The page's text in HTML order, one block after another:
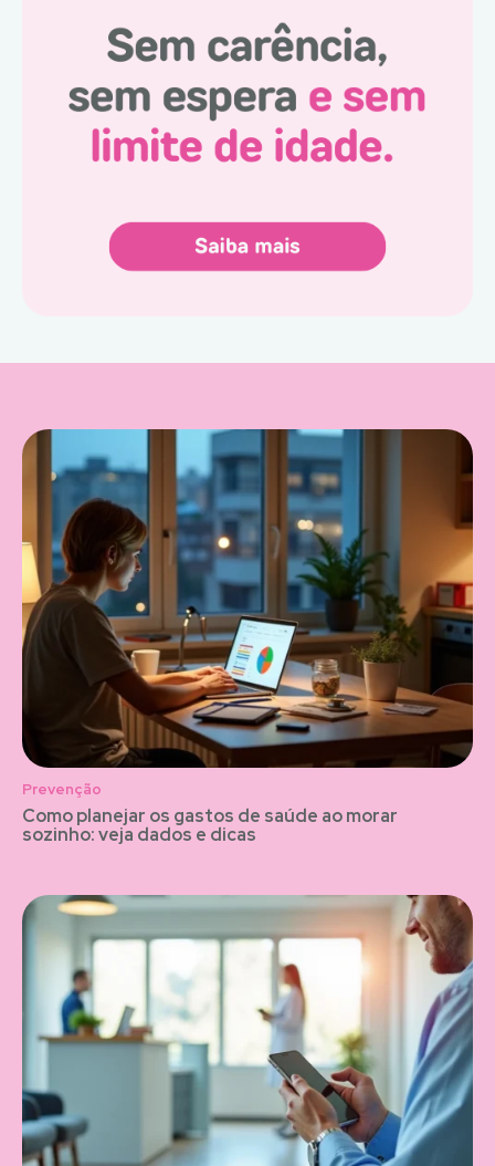
Prevenção
Como planejar os gastos de saúde ao morar
sozinho: veja dados e dicas